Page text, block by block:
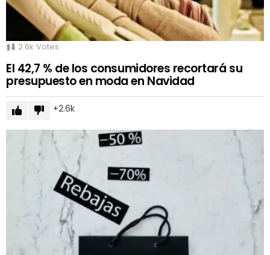
2.6k Votes
El 42,7 % de los consumidores recortará su
presupuesto en moda en Navidad
2.6k